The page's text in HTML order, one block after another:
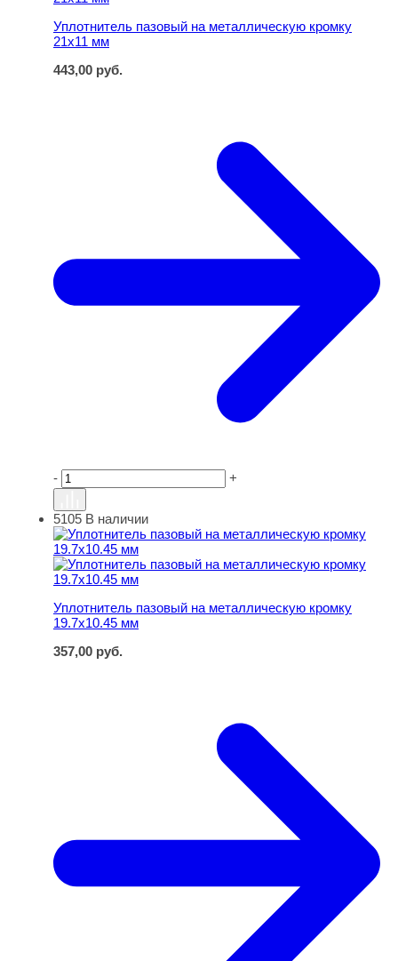
Уплотнитель пазовый на металлическую кромку
21х11 мм
443,00 руб.
- +
Уплотнитель пазовый на металлическую кромку
5105 В наличии
Уплотнитель пазовый на металлическую кромку
19.7х10.45 мм
357,00 руб.